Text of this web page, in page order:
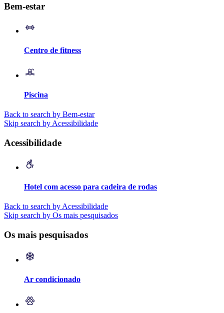
Bem-estar
Centro de fitness
Piscina
Back to search by Bem-estar
Skip search by Acessibilidade
Acessibilidade
Hotel com acesso para cadeira de rodas
Back to search by Acessibilidade
Skip search by Os mais pesquisados
Os mais pesquisados
Ar condicionado